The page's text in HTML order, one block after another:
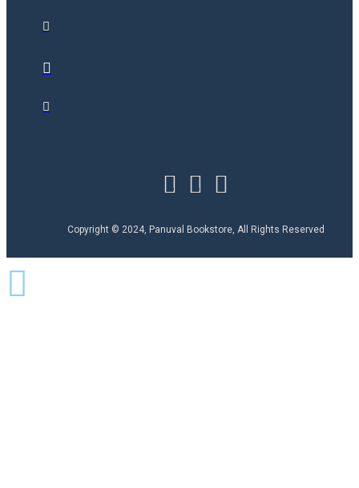
Copyright © 2024, Panuval Bookstore, All Rights Reserved